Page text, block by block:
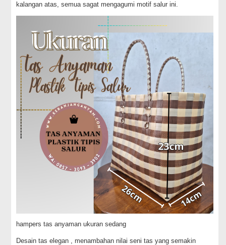
kalangan atas, semua sagat mengagumi motif salur ini.
hampers tas anyaman ukuran sedang
Desain tas elegan , menambahan nilai seni tas yang semakin